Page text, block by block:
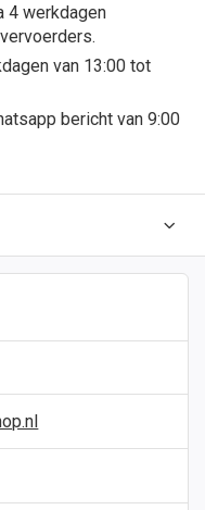
4 werkdagen
van 13:00 tot
bericht van 9:00